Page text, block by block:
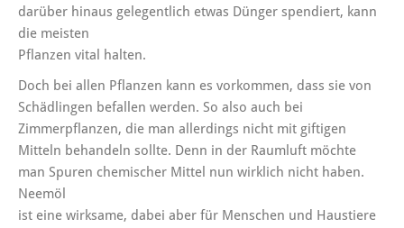
darüber hinaus gelegentlich etwas Dünger spendiert, kann
die meisten
Pflanzen vital halten.
Doch bei allen Pflanzen kann es vorkommen, dass sie von
Schädlingen befallen werden. So also auch bei
Zimmerpflanzen, die man allerdings nicht mit giftigen
Mitteln behandeln sollte. Denn in der Raumluft möchte
man Spuren chemischer Mittel nun wirklich nicht haben.
Neemöl
ist eine wirksame, dabei aber für Menschen und Haustiere